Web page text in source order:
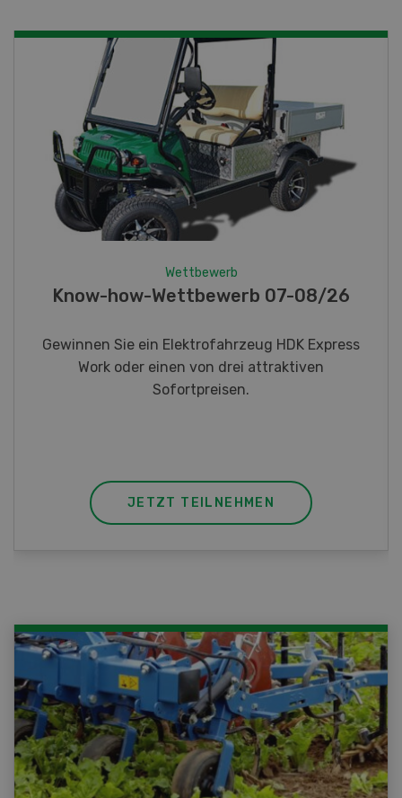
Fotorätsel 07-08/26
Gewinnen Sie eines von fünf LANDI
Taschenmessern
JETZT TEILNEHMEN